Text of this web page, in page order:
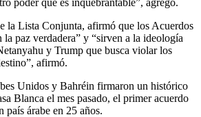
la Lista Conjunta, afirmó que los Acuerdos
la paz verdadera” y “sirven a la ideología
y Trump que busca violar los
afirmó.
Unidos y Bahréin firmaron un histórico
Blanca el mes pasado, el primer acuerdo
país árabe en 25 años.